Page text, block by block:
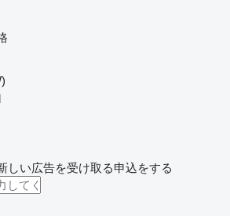
しい広告を受け取る申込をする